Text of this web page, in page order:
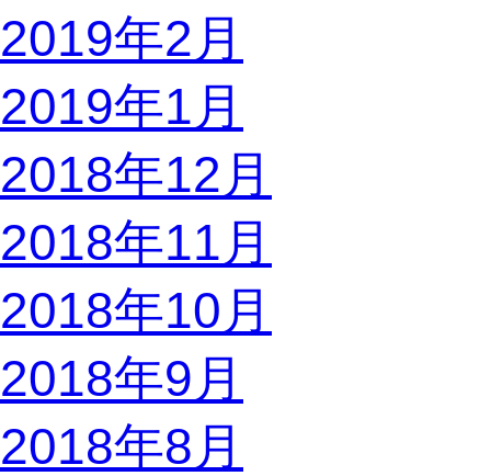
2019年2月
2019年1月
2018年12月
2018年11月
2018年10月
2018年9月
2018年8月